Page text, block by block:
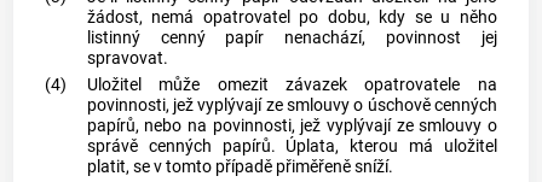
žádost, nemá opatrovatel po dobu, kdy se u něho
listinný cenný papír nenachází, povinnost jej
spravovat.
(4)
Uložitel může omezit závazek opatrovatele na
povinnosti, jež vyplývají ze smlouvy o úschověcenných
papírů, nebo na povinnosti, jež vyplývají ze smlouvy o
správě cenných papírů. Úplata, kterou má uložitel
platit, se v tomto případě přiměřeně sníží.